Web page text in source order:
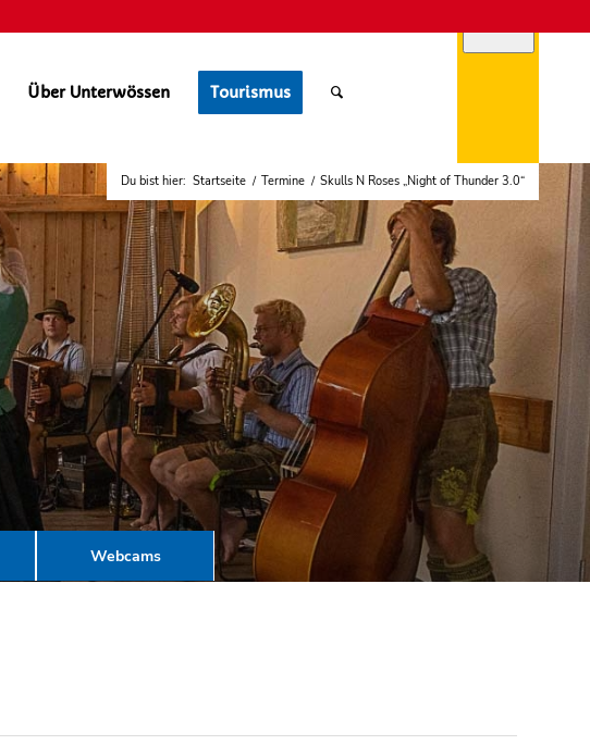
Über Unterwössen Tourismus
Du bist hier: Startseite / Termine / Skulls N Roses „Night of Thunder 3.0“
Webcams